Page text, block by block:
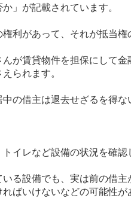
」が記載されています。
利があって、それが抵当権
が賃貸物件を担保にして
られます。
の借主は退去せざるを得な
イレなど設備の状況を確認
いる設備でも、実は前の借
ばいけないなどの可能性が